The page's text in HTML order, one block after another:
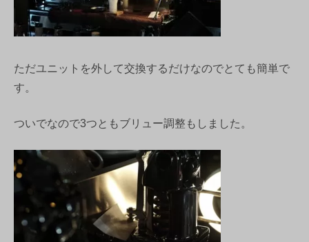
ただユニットを外して交換するだけなのでとても簡単で
す。
ついでなので3つともブリュー調整もしました。